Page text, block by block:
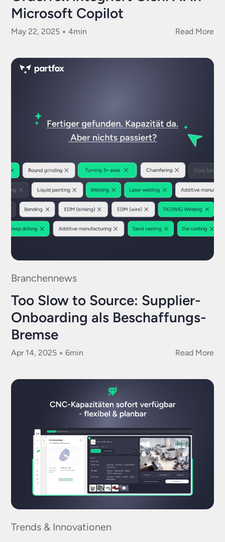
Microsoft Copilot
May 22, 2025 4min Read More
Branchennews
Too Slow to Source: Supplier-
Onboarding als Beschaffungs-
Bremse
Apr 14, 2025 6min Read More
Trends & Innovationen